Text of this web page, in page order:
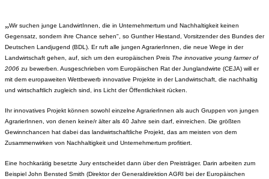
„Wir suchen junge LandwirtInnen, die in Unternehmertum und Nachhaltigkeit keinen
Gegensatz, sondern ihre Chance sehen", so Gunther Hiestand, Vorsitzender des Bundes der
Deutschen Landjugend (BDL). Er ruft alle jungen AgrarierInnen, die neue Wege in der
Landwirtschaft gehen, auf, sich um den europäischen Preis The innovative young farmer of
2006 zu bewerben. Ausgeschrieben vom Europäischen Rat der Junglandwirte (CEJA) will er
mit dem europaweiten Wettbewerb innovative Projekte in der Landwirtschaft, die nachhaltig
und wirtschaftlich zugleich sind, ins Licht der Öffentlichkeit rücken.
Ihr innovatives Projekt können sowohl einzelne AgrarierInnen als auch Gruppen von jungen
AgrarierInnen, von denen keine/r älter als 40 Jahre sein darf, einreichen. Die größten
Gewinnchancen hat dabei das landwirtschaftliche Projekt, das am meisten von dem
Zusammenwirken von Nachhaltigkeit und Unternehmertum profitiert.
Eine hochkarätig besetzte Jury entscheidet dann über den Preisträger. Darin arbeiten zum
Beispiel John Bensted Smith (Direktor der Generaldirektion AGRI bei der Europäischen